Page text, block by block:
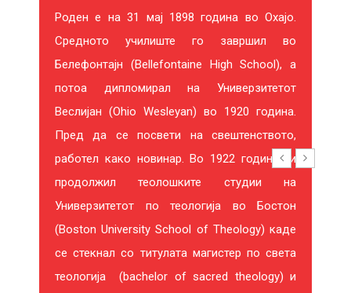
Роден е на 31 мај 1898 година во Охајо.
Средното училиште го завршил во
Белефонтајн (Bellefontaine High School), а
потоа дипломирал на Универзитетот
Веслијан (Ohio Wesleyan) во 1920 година.
Пред да се посвети на свештенството,
работел како новинар. Во 1922 година ги
продолжил теолошките студии на
Универзитетот по теологија во Бостон
(Boston University School of Theology) каде
се стекнал со титулата магистер по света
теологија (bachelor of sacred theology) и
-29%